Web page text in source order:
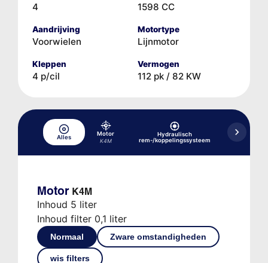
4 1598 CC
Aandrijving
Voorwielen
Motortype
Lijnmotor
Kleppen
4 p/cil
Vermogen
112 pk / 82 KW
Alles
Motor
K4M
Hydraulisch
rem-/koppelingssysteem
Koelsysteem
Motor K4M
Inhoud 5 liter
Inhoud filter 0,1 liter
Normaal Zware omstandigheden
wis filters